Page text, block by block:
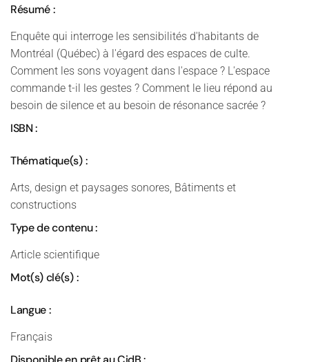
Résumé :
Enquête qui interroge les sensibilités d'habitants de
Montréal (Québec) à l'égard des espaces de culte.
Comment les sons voyagent dans l'espace ? L'espace
commande t-il les gestes ? Comment le lieu répond au
besoin de silence et au besoin de résonance sacrée ?
ISBN :
Thématique(s) :
Arts, design et paysages sonores, Bâtiments et
constructions
Type de contenu :
Article scientifique
Mot(s) clé(s) :
Langue :
Français